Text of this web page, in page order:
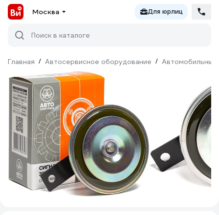
Москва Для юрлиц
Поиск в каталоге
Главная / Автосервисное оборудование / Автомобильные